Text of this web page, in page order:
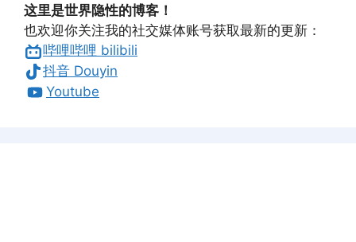
这里是世界隐性的博客！
也欢迎你关注我的社交媒体账号获取最新的更新：
哔哩哔哩 bilibili
抖音 Douyin
Youtube